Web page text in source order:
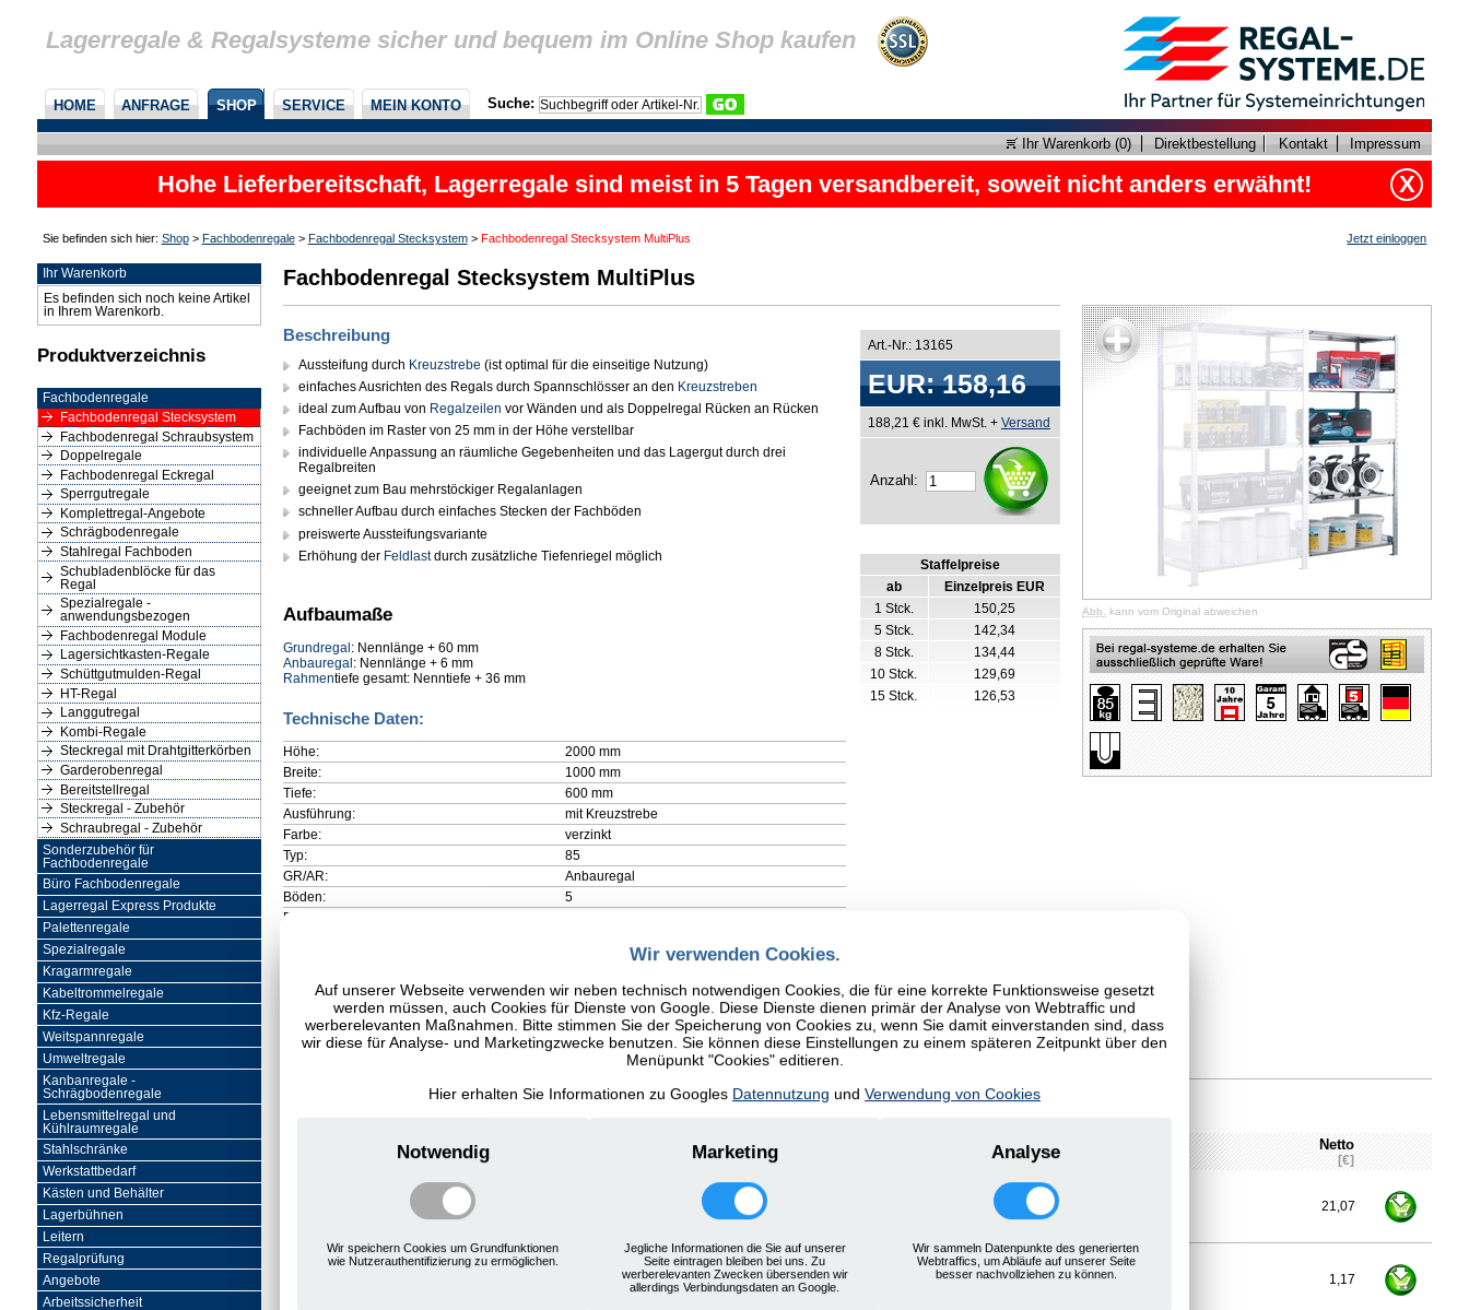
Lagerregale & Regalsysteme sicher und bequem im Online Shop kaufen
HOME ANFRAGE SHOP SERVICE MEIN KONTO Suche:
Ihr Warenkorb (0) Direktbestellung Kontakt Impressum
Hohe Lieferbereitschaft, Lagerregale sind meist in 5 Tagen versandbereit, soweit nicht anders erwähnt! X
Jetzt einloggen
Sie befinden sich hier: Shop> Fachbodenregale> Fachbodenregal Stecksystem> Fachbodenregal Stecksystem MultiPlus
Ihr Warenkorb
Es befinden sich noch keine Artikel
in Ihrem Warenkorb.
Produktverzeichnis
Fachbodenregale
Fachbodenregal Stecksystem
Fachbodenregal Schraubsystem
Doppelregale
Fachbodenregal Eckregal
Sperrgutregale
Komplettregal-Angebote
Schrägbodenregale
Stahlregal Fachboden
Schubladenblöcke für das
Regal
Spezialregale -
anwendungsbezogen
Fachbodenregal Module
Lagersichtkasten-Regale
Schüttgutmulden-Regal
HT-Regal
Langgutregal
Kombi-Regale
Steckregal mit Drahtgitterkörben
Garderobenregal
Bereitstellregal
Steckregal - Zubehör
Schraubregal - Zubehör
Sonderzubehör für
Fachbodenregale
Büro Fachbodenregale
Lagerregal Express Produkte
Palettenregale
Spezialregale
Kragarmregale
Kabeltrommelregale
Kfz-Regale
Weitspannregale
Umweltregale
Kanbanregale -
Schrägbodenregale
Lebensmittelregal und
Kühlraumregale
Stahlschränke
Werkstattbedarf
Kästen und Behälter
Lagerbühnen
Leitern
Regalprüfung
Angebote
Arbeitssicherheit
Fachbodenregal Stecksystem MultiPlus
Abb. kann vom Original abweichen
Art.-Nr.: 13165
EUR: 158,16
188,21 € inkl. MwSt. + Versand
Anzahl:
Staffelpreise
ab
Einzelpreis EUR
1 Stck.
150,25
5 Stck.
142,34
8 Stck.
134,44
10 Stck.
129,69
15 Stck.
126,53
Beschreibung
Aussteifung durch Kreuzstrebe (ist optimal für die einseitige Nutzung)
einfaches Ausrichten des Regals durch Spannschlösser an den Kreuzstreben
ideal zum Aufbau von Regalzeilen vor Wänden und als Doppelregal Rücken an Rücken
Fachböden im Raster von 25 mm in der Höhe verstellbar
individuelle Anpassung an räumliche Gegebenheiten und das Lagergut durch drei
Regalbreiten
geeignet zum Bau mehrstöckiger Regalanlagen
schneller Aufbau durch einfaches Stecken der Fachböden
preiswerte Aussteifungsvariante
Erhöhung der Feldlastdurch zusätzliche Tiefenriegel möglich
Aufbaumaße
Grundregal: Nennlänge + 60 mm
Anbauregal: Nennlänge + 6 mm
Rahmentiefe gesamt: Nenntiefe + 36 mm
Technische Daten:
Höhe:
2000 mm
Breite:
1000 mm
Tiefe:
600 mm
Ausführung:
mit Kreuzstrebe
Farbe:
verzinkt
Typ:
85
GR/AR:
Anbauregal
Böden:
5
Feldlast:
Zu diesem Artikel passt auch:
Bezeichnung Netto
[€]
MultiPlus Zusatzboden, Zusatzboden mit 25 mm Kante, inkl. 4 Fachbodenträgern, Typ 85, 1000 x 600 mm, verzinkt, Fachlast 85 kg 21,07
Wandbefestigung einfach für Stecksystem, horizontal, verzinkt 1,17
Wir verwenden Cookies.
Auf unserer Webseite verwenden wir neben technisch notwendigen Cookies, die für eine korrekte Funktionsweise gesetzt
werden müssen, auch Cookies für Dienste von Google. Diese Dienste dienen primär der Analyse von Webtraffic und
werberelevanten Maßnahmen. Bitte stimmen Sie der Speicherung von Cookies zu, wenn Sie damit einverstanden sind, dass
wir diese für Analyse- und Marketingzwecke benutzen. Sie können diese Einstellungen zu einem späteren Zeitpunkt über den
Menüpunkt "Cookies" editieren.
Hier erhalten Sie Informationen zu Googles Datennutzung und Verwendung von Cookies
Notwendig
Wir speichern Cookies um Grundfunktionen
wie Nutzerauthentifizierung zu ermöglichen.
Marketing
Jegliche Informationen die Sie auf unserer
Seite eintragen bleiben bei uns. Zu
werberelevanten Zwecken übersenden wir
allerdings Verbindungsdaten an Google.
Analyse
Wir sammeln Datenpunkte des generierten
Webtraffics, um Abläufe auf unserer Seite
besser nachvollziehen zu können.